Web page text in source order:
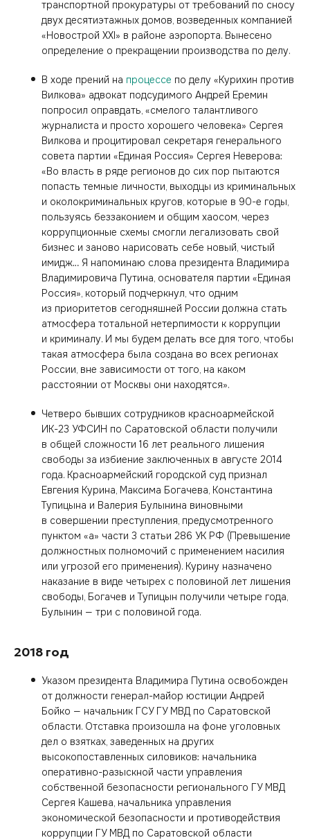
транспортной прокуратуры от требований по сносу
двух десятиэтажных домов, возведенных компанией
«Новострой XXI» в районе аэропорта. Вынесено
определение о прекращении производства по делу.
В ходе прений на процессе по делу «Курихин против
Вилкова» адвокат подсудимого Андрей Еремин
попросил оправдать, «смелого талантливого
журналиста и просто хорошего человека» Сергея
Вилкова и процитировал секретаря генерального
совета партии «Единая Россия» Сергея Неверова:
«Во власть в ряде регионов до сих пор пытаются
попасть темные личности, выходцы из криминальных
и околокриминальных кругов, которые в 90-е годы,
пользуясь беззаконием и общим хаосом, через
коррупционные схемы смогли легализовать свой
бизнес и заново нарисовать себе новый, чистый
имидж… Я напоминаю слова президента Владимира
Владимировича Путина, основателя партии «Единая
Россия», который подчеркнул, что одним
из приоритетов сегодняшней России должна стать
атмосфера тотальной нетерпимости к коррупции
и криминалу. И мы будем делать все для того, чтобы
такая атмосфера была создана во всех регионах
России, вне зависимости от того, на каком
расстоянии от Москвы они находятся».
Четверо бывших сотрудников красноармейской
ИК-23 УФСИН по Саратовской области получили
в общей сложности 16 лет реального лишения
свободы за избиение заключенных в августе 2014
года. Красноармейский городской суд признал
Евгения Курина, Максима Богачева, Константина
Тупицына и Валерия Булынина виновными
в совершении преступления, предусмотренного
пунктом «а» части 3 статьи 286 УК РФ (Превышение
должностных полномочий с применением насилия
или угрозой его применения). Курину назначено
наказание в виде четырех с половиной лет лишения
свободы, Богачев и Тупицын получили четыре года,
Булынин — три с половиной года.
2018 год
Указом президента Владимира Путина освобожден
от должности генерал-майор юстиции Андрей
Бойко — начальник ГСУ ГУ МВД по Саратовской
области. Отставка произошла на фоне уголовных
дел о взятках, заведенных на других
высокопоставленных силовиков: начальника
оперативно-разыскной части управления
собственной безопасности регионального ГУ МВД
Сергея Кашева, начальника управления
экономической безопасности и противодействия
коррупции ГУ МВД по Саратовской области